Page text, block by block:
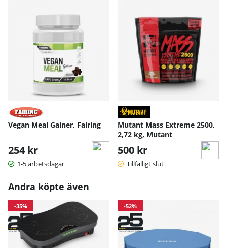
Vegan Meal Gainer, Fairing
254 kr
1-5 arbetsdagar
Mutant Mass Extreme 2500,
2,72 kg, Mutant
500 kr
Tillfälligt slut
Andra köpte även
-35% -52%